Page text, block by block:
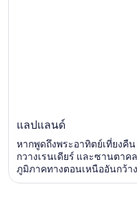
แลปแลนด์
หากพูดถึงพระอาทิตย์เที่ยงคื
กวางเรนเดียร์ และซานตา
ภูมิภาคทางตอนเหนืออันกว้